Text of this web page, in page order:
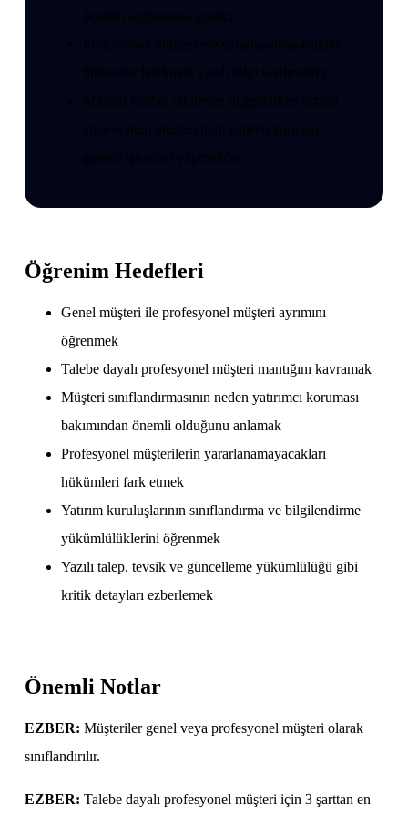
Öğrenim Hedefleri
Genel müşteri ile profesyonel müşteri ayrımını
öğrenmek
Talebe dayalı profesyonel müşteri mantığını kavramak
Müşteri sınıflandırmasının neden yatırımcı koruması
bakımından önemli olduğunu anlamak
Profesyonel müşterilerin yararlanamayacakları
hükümleri fark etmek
Yatırım kuruluşlarının sınıflandırma ve bilgilendirme
yükümlülüklerini öğrenmek
Yazılı talep, tevsik ve güncelleme yükümlülüğü gibi
kritik detayları ezberlemek
Önemli Notlar
EZBER: Müşteriler genel veya profesyonel müşteri olarak
sınıflandırılır.
EZBER: Talebe dayalı profesyonel müşteri için 3 şarttan en